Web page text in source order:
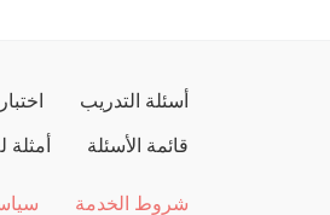
أسئلة التدريب اختبار
قائمة الأسئلة
أمثلة
شروط الخدمة